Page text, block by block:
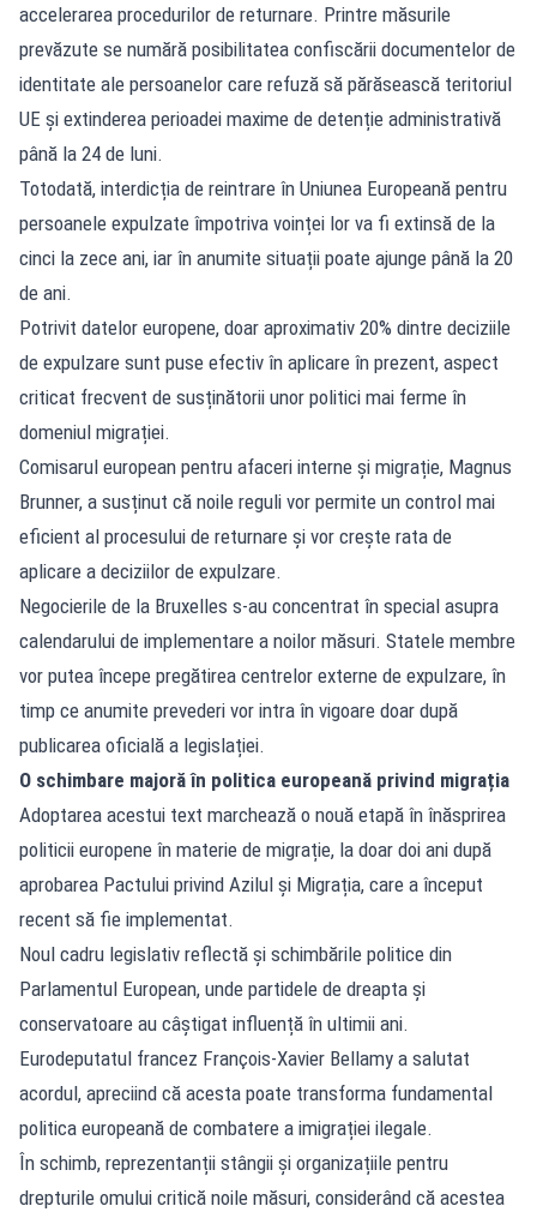
accelerarea procedurilor de returnare. Printre măsurile
prevăzute se numără posibilitatea confiscării documentelor de
identitate ale persoanelor care refuză să părăsească teritoriul
UE și extinderea perioadei maxime de detenție administrativă
până la 24 de luni.
Totodată, interdicția de reintrare în Uniunea Europeană pentru
persoanele expulzate împotriva voinței lor va fi extinsă de la
cinci la zece ani, iar în anumite situații poate ajunge până la 20
de ani.
Potrivit datelor europene, doar aproximativ 20% dintre deciziile
de expulzare sunt puse efectiv în aplicare în prezent, aspect
criticat frecvent de susținătorii unor politici mai ferme în
domeniul migrației.
Comisarul european pentru afaceri interne și migrație, Magnus
Brunner, a susținut că noile reguli vor permite un control mai
eficient al procesului de returnare și vor crește rata de
aplicare a deciziilor de expulzare.
Negocierile de la Bruxelles s-au concentrat în special asupra
calendarului de implementare a noilor măsuri. Statele membre
vor putea începe pregătirea centrelor externe de expulzare, în
timp ce anumite prevederi vor intra în vigoare doar după
publicarea oficială a legislației.
O schimbare majoră în politica europeană privind migrația
Adoptarea acestui text marchează o nouă etapă în înăsprirea
politicii europene în materie de migrație, la doar doi ani după
aprobarea Pactului privind Azilul și Migrația, care a început
recent să fie implementat.
Noul cadru legislativ reflectă și schimbările politice din
Parlamentul European, unde partidele de dreapta și
conservatoare au câștigat influență în ultimii ani.
Eurodeputatul francez François-Xavier Bellamy a salutat
acordul, apreciind că acesta poate transforma fundamental
politica europeană de combatere a imigrației ilegale.
În schimb, reprezentanții stângii și organizațiile pentru
drepturile omului critică noile măsuri, considerând că acestea